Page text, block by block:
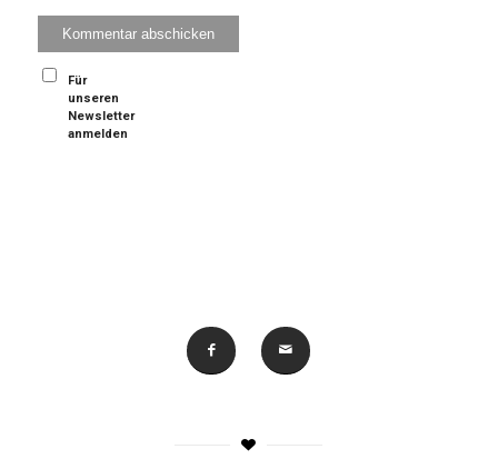
Für
unseren
Newsletter
anmelden